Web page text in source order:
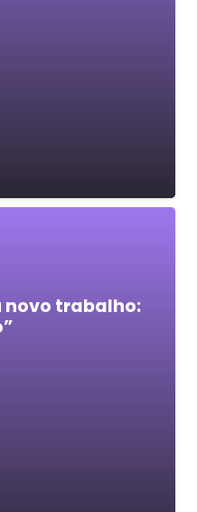
novo trabalho: